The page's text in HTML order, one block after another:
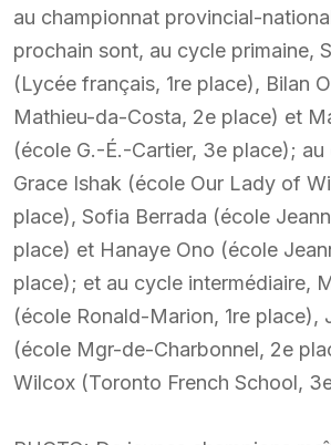
au championnat provincial-
prochain sont, au cycle primaine,
(Lycée français, 1re place), Bilan
Mathieu-da-Costa, 2e place) et
(école G.-É.-Cartier, 3e place);
Grace Ishak (école Our Lady of
place), Sofia Berrada (école
place) et Hanaye Ono (école
place); et au cycle intermédiaire,
(école Ronald-Marion, 1re place),
(école Mgr-de-Charbonnel, 2e
Wilcox (Toronto French School,